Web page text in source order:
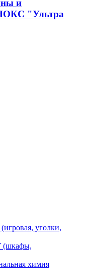
и
"Ультра
уголки,
(шкафы,
химия